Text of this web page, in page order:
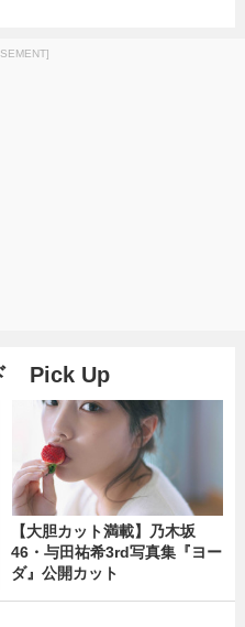
Pick Up
【大胆カット満載】乃木坂
46・与田祐希3rd写真集『ヨー
ダ』公開カット